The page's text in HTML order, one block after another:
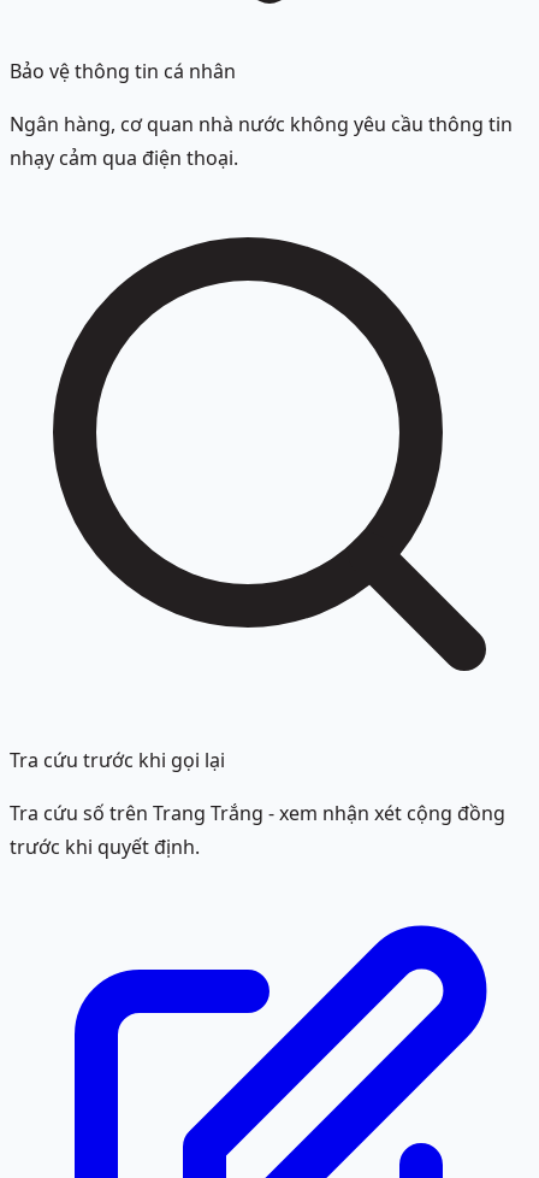
Bảo vệ thông tin cá nhân
Ngân hàng, cơ quan nhà nước không yêu cầu thông tin
nhạy cảm qua điện thoại.
Tra cứu trước khi gọi lại
Tra cứu số trên Trang Trắng - xem nhận xét cộng đồng
trước khi quyết định.